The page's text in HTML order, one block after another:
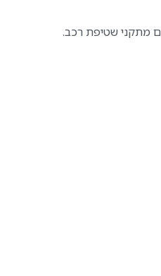
מתקני שטיפת רכב.